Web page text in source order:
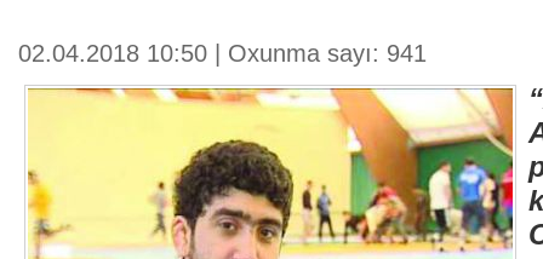
02.04.2018 10:50 | Oxunma sayı: 941